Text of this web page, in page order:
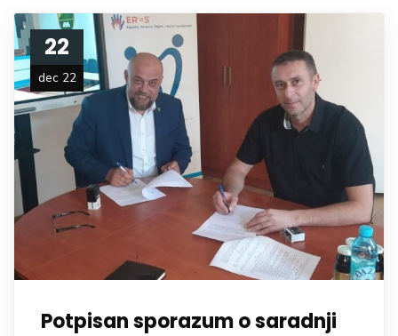
22
dec 22
Potpisan sporazum o saradnji